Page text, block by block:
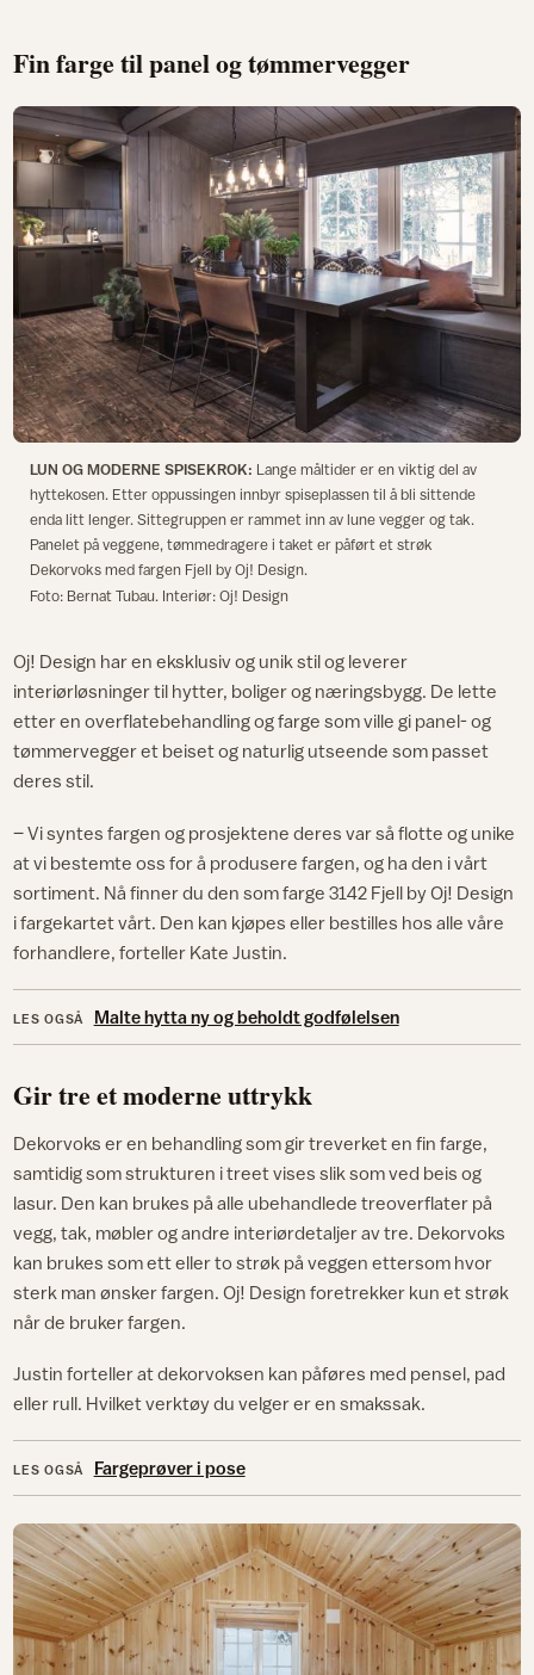
Fin farge til panel og tømmervegger
LUN OG MODERNE SPISEKROK: Lange måltider er en viktig del av
hyttekosen. Etter oppussingen innbyr spiseplassen til å bli sittende
enda litt lenger. Sittegruppen er rammet inn av lune vegger og tak.
Panelet på veggene, tømmedragere i taket er påført et strøk
Dekorvoks med fargen Fjell by Oj! Design.
Foto: Bernat Tubau. Interiør: Oj! Design
Oj! Design har en eksklusiv og unik stil og leverer
interiørløsninger til hytter, boliger og næringsbygg. De lette
etter en overflatebehandling og farge som ville gi panel- og
tømmervegger et beiset og naturlig utseende som passet
deres stil.
– Vi syntes fargen og prosjektene deres var så flotte og unike
at vi bestemte oss for å produsere fargen, og ha den i vårt
sortiment. Nå finner du den som farge 3142 Fjell by Oj! Design
i fargekartet vårt. Den kan kjøpes eller bestilles hos alle våre
forhandlere, forteller Kate Justin.
LES OGSÅ Malte hytta ny og beholdt godfølelsen
Gir tre et moderne uttrykk
Dekorvoks er en behandling som gir treverket en fin farge,
samtidig som strukturen i treet vises slik som ved beis og
lasur. Den kan brukes på alle ubehandlede treoverflater på
vegg, tak, møbler og andre interiørdetaljer av tre. Dekorvoks
kan brukes som ett eller to strøk på veggen ettersom hvor
sterk man ønsker fargen. Oj! Design foretrekker kun et strøk
når de bruker fargen.
Justin forteller at dekorvoksen kan påføres med pensel, pad
eller rull. Hvilket verktøy du velger er en smakssak.
LES OGSÅ Fargeprøver i pose